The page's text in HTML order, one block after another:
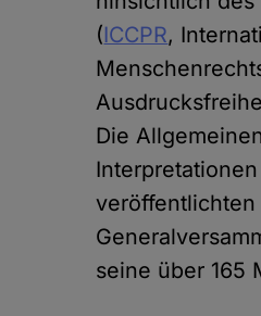
(ICCPR,
Die
seine über 165